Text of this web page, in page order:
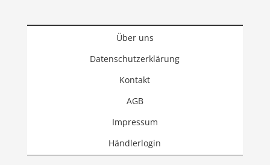
Über uns
Datenschutzerklärung
Kontakt
AGB
Impressum
Händlerlogin